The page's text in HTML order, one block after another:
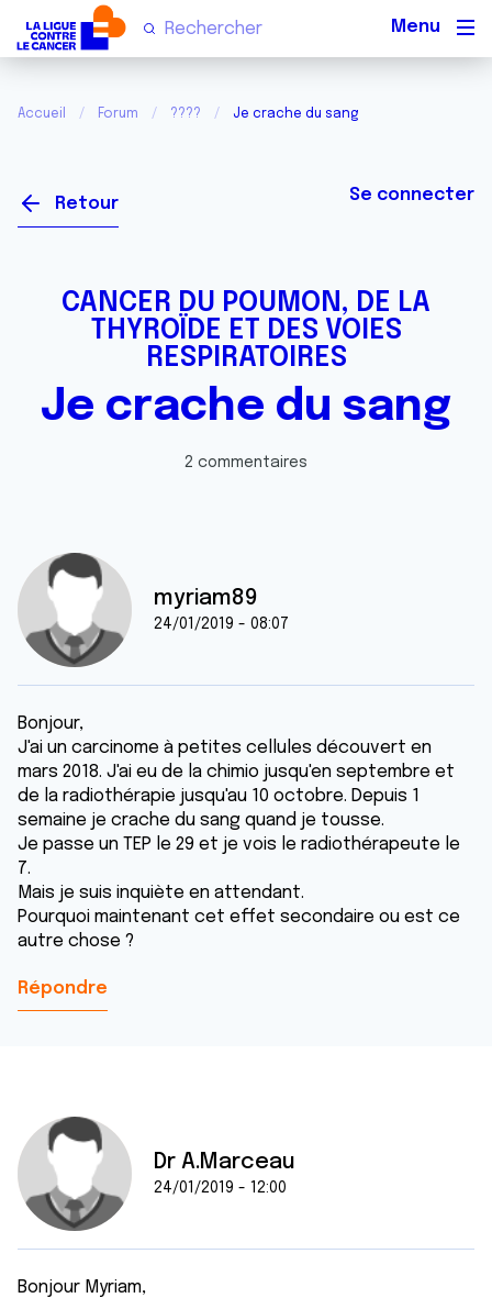
Accueil Forum ???? Je crache du sang
Retour Se connecter
CANCER DU POUMON, DE LA
THYROÏDE ET DES VOIES
RESPIRATOIRES
Je crache du sang
2 commentaires
myriam89
24/01/2019 - 08:07
Bonjour,
J'ai un carcinome à petites cellules découvert en
mars 2018. J'ai eu de la chimio jusqu'en septembre et
de la radiothérapie jusqu'au 10 octobre. Depuis 1
semaine je crache du sang quand je tousse.
Je passe un TEP le 29 et je vois le radiothérapeute le
7.
Mais je suis inquiète en attendant.
Pourquoi maintenant cet effet secondaire ou est ce
autre chose ?
Répondre
Dr A.Marceau
24/01/2019 - 12:00
Bonjour Myriam,